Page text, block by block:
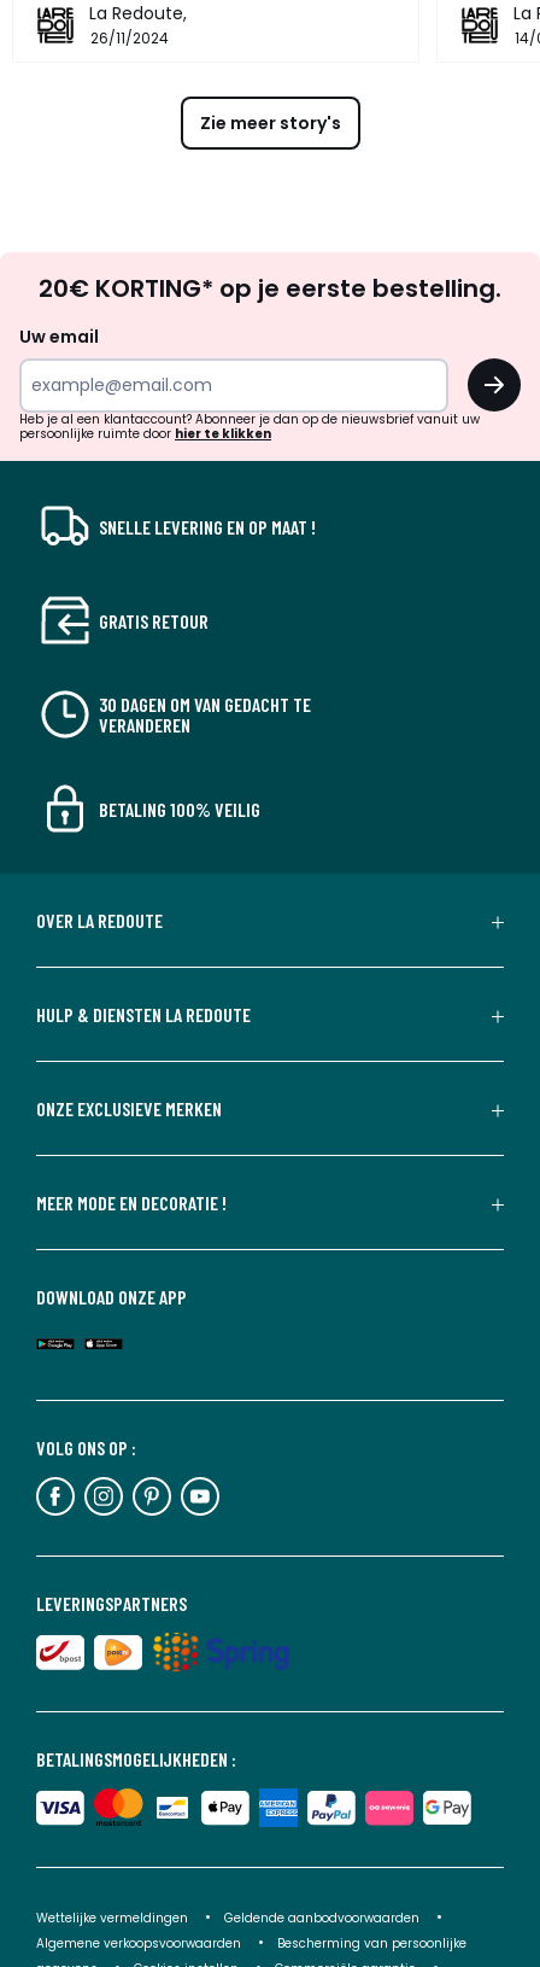
La Redoute,
26/11/2024
La
Zie meer story's
zoek
inspiratie
verrassingen?
20€ KORTING* op je eerste bestelling.
Uw email
OK
Heb je al een klantaccount? Abonneer je dan op de nieuwsbrief vanuit uw
persoonlijke ruimte door hier te klikken
SNELLE LEVERING EN OP MAAT !
GRATIS RETOUR
30 DAGEN OM VAN GEDACHT TE
VERANDEREN
BETALING 100% VEILIG
OVER LA REDOUTE
HULP & DIENSTEN LA REDOUTE
ONZE EXCLUSIEVE MERKEN
MEER MODE EN DECORATIE !
BETALINGSMOGELIJKHEDEN :
LEVERINGSPARTNERS
VOLG ONS OP :
DOWNLOAD ONZE APP
Wettelijke vermeldingen
Geldende aanbodvoorwaarden
Algemene verkoopsvoorwaarden
Bescherming van persoonlijke